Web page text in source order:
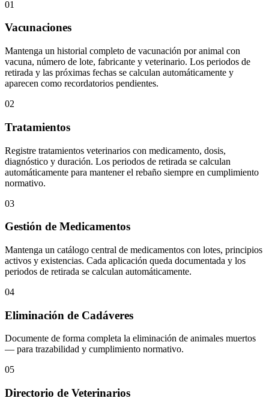
01
Vacunaciones
Mantenga un historial completo de vacunación por animal con
vacuna, número de lote, fabricante y veterinario. Los periodos de
retirada y las próximas fechas se calculan automáticamente y
aparecen como recordatorios pendientes.
02
Tratamientos
Registre tratamientos veterinarios con medicamento, dosis,
diagnóstico y duración. Los periodos de retirada se calculan
automáticamente para mantener el rebaño siempre en cumplimiento
normativo.
03
Gestión de Medicamentos
Mantenga un catálogo central de medicamentos con lotes, principios
activos y existencias. Cada aplicación queda documentada y los
periodos de retirada se calculan automáticamente.
04
Eliminación de Cadáveres
Documente de forma completa la eliminación de animales muertos
— para trazabilidad y cumplimiento normativo.
05
Directorio de Veterinarios